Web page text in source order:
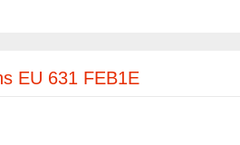
EU 631 FEB1E